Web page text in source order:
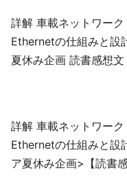
詳解 車載ネットワー
Ethernetの仕組みと
夏休み企画 読書感想文
詳解 車載ネットワー
Ethernetの仕組みと設
ア夏休み企画>【読書感